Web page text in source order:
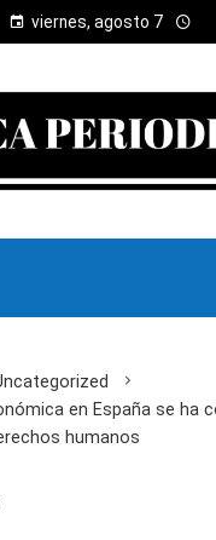
viernes, agosto 7
en España se ha
humanos